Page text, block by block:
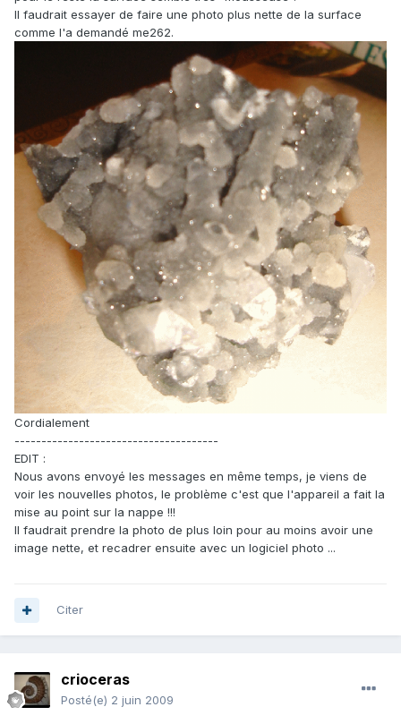
Il faudrait essayer de faire une photo plus nette de la surface
comme l'a demandé me262.
Cordialement
--------------------------------------
EDIT :
Nous avons envoyé les messages en même temps, je viens de
voir les nouvelles photos, le problème c'est que l'appareil a fait la
mise au point sur la nappe !!!
Il faudrait prendre la photo de plus loin pour au moins avoir une
image nette, et recadrer ensuite avec un logiciel photo ...
Citer
crioceras
Posté(e) 2 juin 2009